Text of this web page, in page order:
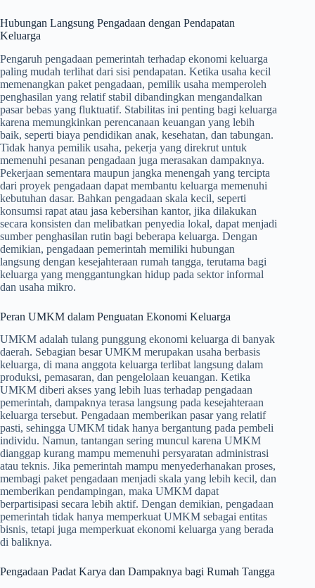
Hubungan Langsung Pengadaan dengan Pendapatan
Keluarga
Pengaruh pengadaan pemerintah terhadap ekonomi keluarga
paling mudah terlihat dari sisi pendapatan. Ketika usaha kecil
memenangkan paket pengadaan, pemilik usaha memperoleh
penghasilan yang relatif stabil dibandingkan mengandalkan
pasar bebas yang fluktuatif. Stabilitas ini penting bagi keluarga
karena memungkinkan perencanaan keuangan yang lebih
baik, seperti biaya pendidikan anak, kesehatan, dan tabungan.
Tidak hanya pemilik usaha, pekerja yang direkrut untuk
memenuhi pesanan pengadaan juga merasakan dampaknya.
Pekerjaan sementara maupun jangka menengah yang tercipta
dari proyek pengadaan dapat membantu keluarga memenuhi
kebutuhan dasar. Bahkan pengadaan skala kecil, seperti
konsumsi rapat atau jasa kebersihan kantor, jika dilakukan
secara konsisten dan melibatkan penyedia lokal, dapat menjadi
sumber penghasilan rutin bagi beberapa keluarga. Dengan
demikian, pengadaan pemerintah memiliki hubungan
langsung dengan kesejahteraan rumah tangga, terutama bagi
keluarga yang menggantungkan hidup pada sektor informal
dan usaha mikro.
Peran UMKM dalam Penguatan Ekonomi Keluarga
UMKM adalah tulang punggung ekonomi keluarga di banyak
daerah. Sebagian besar UMKM merupakan usaha berbasis
keluarga, di mana anggota keluarga terlibat langsung dalam
produksi, pemasaran, dan pengelolaan keuangan. Ketika
UMKM diberi akses yang lebih luas terhadap pengadaan
pemerintah, dampaknya terasa langsung pada kesejahteraan
keluarga tersebut. Pengadaan memberikan pasar yang relatif
pasti, sehingga UMKM tidak hanya bergantung pada pembeli
individu. Namun, tantangan sering muncul karena UMKM
dianggap kurang mampu memenuhi persyaratan administrasi
atau teknis. Jika pemerintah mampu menyederhanakan proses,
membagi paket pengadaan menjadi skala yang lebih kecil, dan
memberikan pendampingan, maka UMKM dapat
berpartisipasi secara lebih aktif. Dengan demikian, pengadaan
pemerintah tidak hanya memperkuat UMKM sebagai entitas
bisnis, tetapi juga memperkuat ekonomi keluarga yang berada
di baliknya.
Pengadaan Padat Karya dan Dampaknya bagi Rumah Tangga